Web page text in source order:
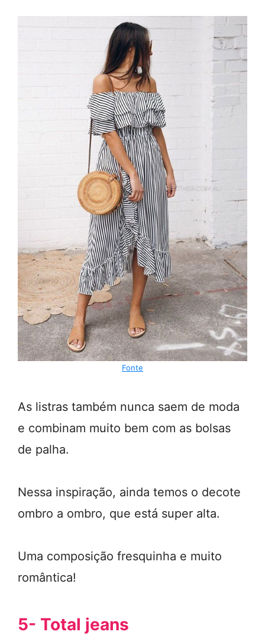
Fonte
As listras também nunca saem de moda
e combinam muito bem com as bolsas
de palha.
Nessa inspiração, ainda temos o decote
ombro a ombro, que está super alta.
Uma composição fresquinha e muito
romântica!
5- Total jeans